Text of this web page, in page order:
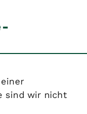
sind wir nicht